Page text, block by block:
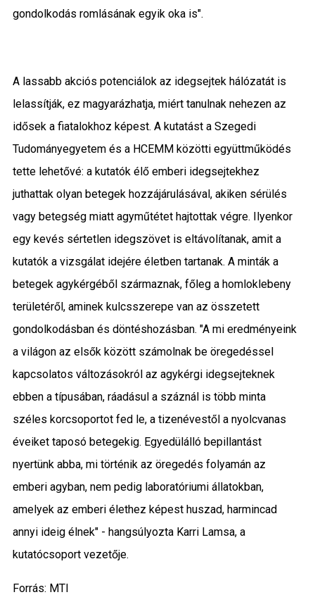
gondolkodás romlásának egyik oka is".
A lassabb akciós potenciálok az idegsejtek hálózatát is
lelassítják, ez magyarázhatja, miért tanulnak nehezen az
idősek a fiatalokhoz képest. A kutatást a Szegedi
Tudományegyetem és a HCEMM közötti együttműködés
tette lehetővé: a kutatók élő emberi idegsejtekhez
juthattak olyan betegek hozzájárulásával, akiken sérülés
vagy betegség miatt agyműtétet hajtottak végre. Ilyenkor
egy kevés sértetlen idegszövet is eltávolítanak, amit a
kutatók a vizsgálat idejére életben tartanak. A minták a
betegek agykérgéből származnak, főleg a homloklebeny
területéről, aminek kulcsszerepe van az összetett
gondolkodásban és döntéshozásban. "A mi eredményeink
a világon az elsők között számolnak be öregedéssel
kapcsolatos változásokról az agykérgi idegsejteknek
ebben a típusában, ráadásul a száznál is több minta
széles korcsoportot fed le, a tizenévestől a nyolcvanas
éveiket taposó betegekig. Egyedülálló bepillantást
nyertünk abba, mi történik az öregedés folyamán az
emberi agyban, nem pedig laboratóriumi állatokban,
amelyek az emberi élethez képest huszad, harmincad
annyi ideig élnek" - hangsúlyozta Karri Lamsa, a
kutatócsoport vezetője.
Forrás: MTI